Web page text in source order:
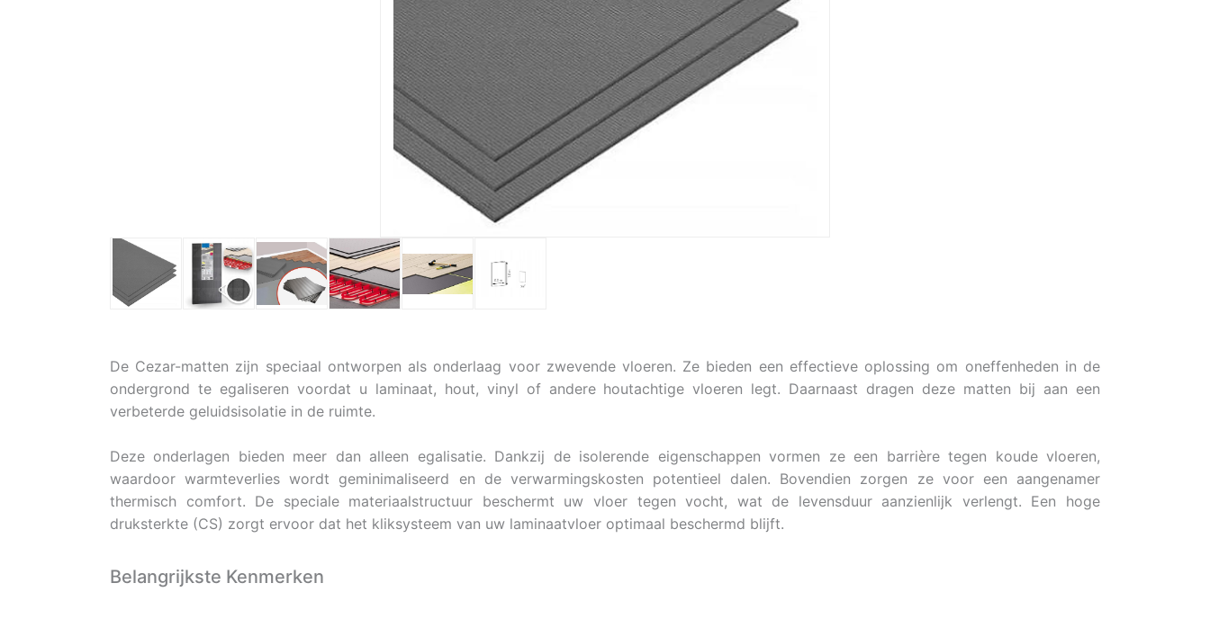
De Cezar-matten zijn speciaal ontworpen als onderlaag voor zwevende vloeren. Ze bieden een effectieve oplossing om oneffenheden in de
ondergrond te egaliseren voordat u laminaat, hout, vinyl of andere houtachtige vloeren legt. Daarnaast dragen deze matten bij aan een
verbeterde geluidsisolatie in de ruimte.
Deze onderlagen bieden meer dan alleen egalisatie. Dankzij de isolerende eigenschappen vormen ze een barrière tegen koude vloeren,
waardoor warmteverlies wordt geminimaliseerd en de verwarmingskosten potentieel dalen. Bovendien zorgen ze voor een aangenamer
thermisch comfort. De speciale materiaalstructuur beschermt uw vloer tegen vocht, wat de levensduur aanzienlijk verlengt. Een hoge
druksterkte (CS) zorgt ervoor dat het kliksysteem van uw laminaatvloer optimaal beschermd blijft.
Belangrijkste Kenmerken